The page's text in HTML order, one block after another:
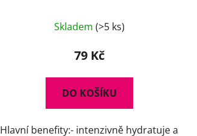
Skladem (>5 ks)
79 Kč
DO KOŠÍKU
Hlavní benefity:- intenzivně hydratuje a